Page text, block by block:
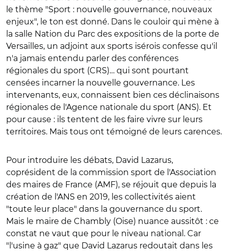
le thème "Sport : nouvelle gouvernance, nouveaux
enjeux", le ton est donné. Dans le couloir qui mène à
la salle Nation du Parc des expositions de la porte de
Versailles, un adjoint aux sports isérois confesse qu'il
n'a jamais entendu parler des conférences
régionales du sport (CRS)… qui sont pourtant
censées incarner la nouvelle gouvernance. Les
intervenants, eux, connaissent bien ces déclinaisons
régionales de l'Agence nationale du sport (ANS). Et
pour cause : ils tentent de les faire vivre sur leurs
territoires. Mais tous ont témoigné de leurs carences.
Pour introduire les débats, David Lazarus,
coprésident de la commission sport de l'Association
des maires de France (AMF), se réjouit que depuis la
création de l'ANS en 2019, les collectivités aient
"toute leur place" dans la gouvernance du sport.
Mais le maire de Chambly (Oise) nuance aussitôt : ce
constat ne vaut que pour le niveau national. Car
"l'usine à gaz" que David Lazarus redoutait dans les